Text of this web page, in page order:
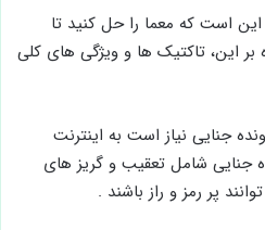
این است که معما را حل کنید تا
بر این، تاکتیک ها و ویژگی های کلی
جنایی نیاز است به اینترنت
جنایی شامل تعقیب و گریز های
پر رمز و راز باشند .